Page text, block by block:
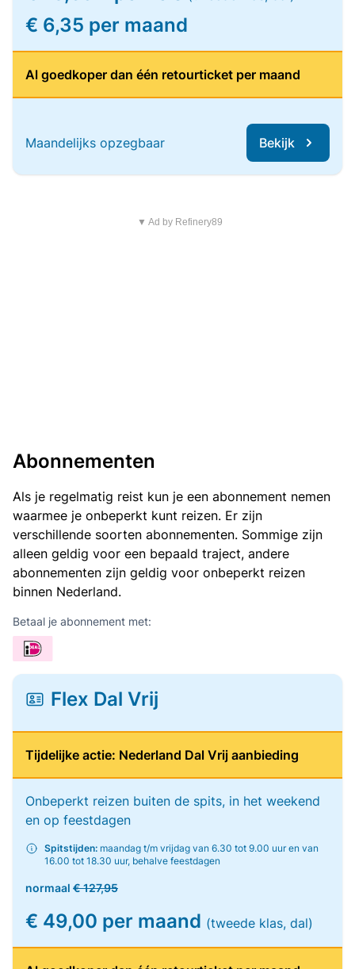
€ 6,35 per maand
Al goedkoper dan één retourticket per maand
Maandelijks opzegbaar Bekijk
▼ Ad by Refinery89
Abonnementen
Als je regelmatig reist kun je een abonnement nemen
waarmee je onbeperkt kunt reizen. Er zijn
verschillende soorten abonnementen. Sommige zijn
alleen geldig voor een bepaald traject, andere
abonnementen zijn geldig voor onbeperkt reizen
binnen Nederland.
Betaal je abonnement met:
Flex Dal Vrij
Tijdelijke actie: Nederland Dal Vrij aanbieding
Onbeperkt reizen buiten de spits, in het weekend
en op feestdagen
Spitstijden: maandag t/m vrijdag van 6.30 tot 9.00 uur en van
16.00 tot 18.30 uur, behalve feestdagen
normaal € 127,95
€ 49,00 per maand (tweede klas, dal)